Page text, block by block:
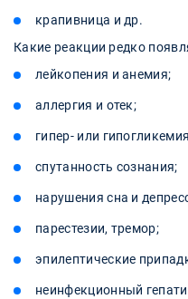
крапивница и др.
Какие реакции редко
лейкопения и анемия;
аллергия и отек;
гипер- или
спутанность сознания;
нарушения сна и
парестезии, тремор;
эпилептические
неинфекционный